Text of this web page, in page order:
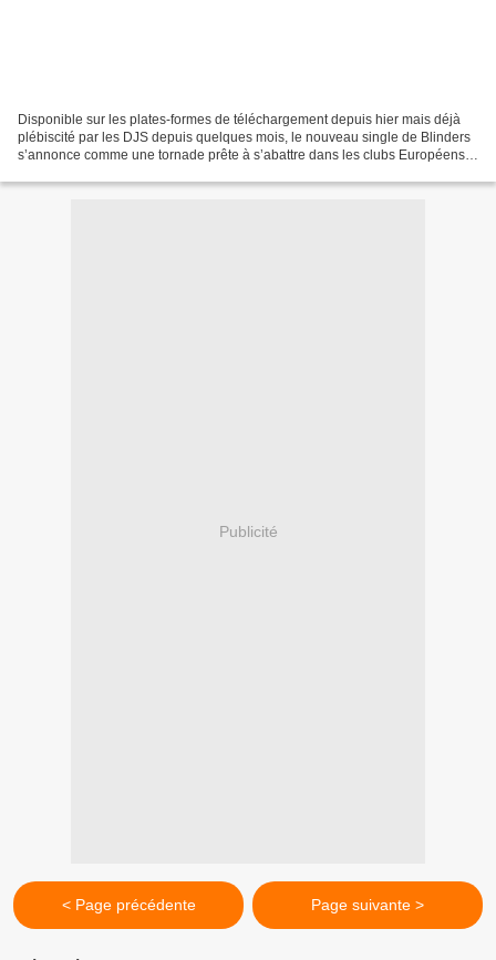
Disponible sur les plates-formes de téléchargement depuis hier mais déjà
plébiscité par les DJS depuis quelques mois, le nouveau single de Blinders
s’annonce comme une tornade prête à s’abattre dans les clubs Européens.
Publicité
< Page précédente Page suivante >